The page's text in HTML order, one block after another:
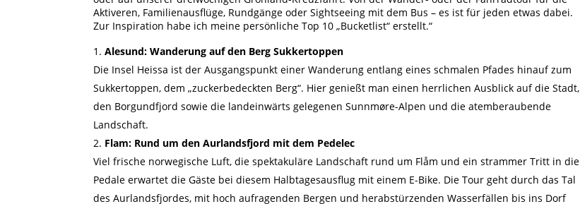
Aktiveren, Familienausflüge, Rundgänge oder Sightseeing mit dem Bus – es ist für jeden etwas dabei.
Zur Inspiration habe ich meine persönliche Top 10 „Bucketlist“ erstellt.“
Alesund: Wanderung auf den Berg Sukkertoppen
Die Insel Heissa ist der Ausgangspunkt einer Wanderung entlang eines schmalen Pfades hinauf zum
Sukkertoppen, dem „zuckerbedeckten Berg“. Hier genießt man einen herrlichen Ausblick auf die Stadt,
den Borgundfjord sowie die landeinwärts gelegenen Sunnmøre-Alpen und die atemberaubende
Landschaft.
Flam: Rund um den Aurlandsfjord mit dem Pedelec
Viel frische norwegische Luft, die spektakuläre Landschaft rund um Flåm und ein strammer Tritt in die
Pedale erwartet die Gäste bei diesem Halbtagesausflug mit einem E-Bike. Die Tour geht durch das Tal
des Aurlandsfjordes, mit hoch aufragenden Bergen und herabstürzenden Wasserfällen bis ins Dorf